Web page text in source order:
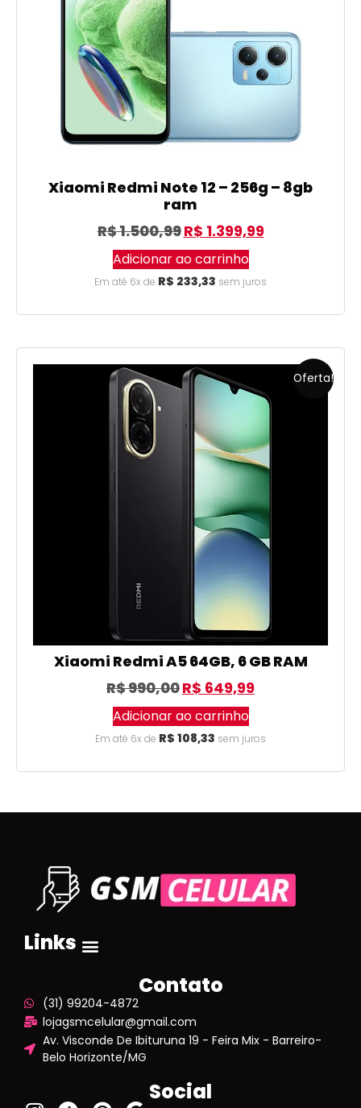
Xiaomi Redmi Note 12 – 256g – 8gb
ram
R$1.500,99R$ 1.399,99
Adicionar ao carrinho
Em até 6x de R$ 233,33 sem juros
Oferta!
Xiaomi Redmi A5 64GB, 6 GB RAM
R$990,00R$ 649,99
Adicionar ao carrinho
Em até 6x de R$ 108,33 sem juros
Links
Contato
(31) 99204-4872
lojagsmcelular@gmail.com
Av. Visconde De Ibituruna 19 - Feira Mix - Barreiro-
Belo Horizonte/MG
Social